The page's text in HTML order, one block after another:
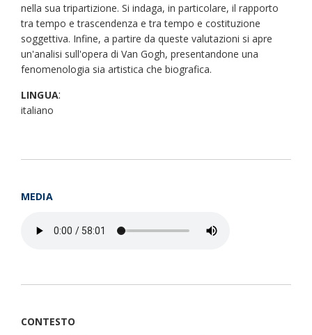
nella sua tripartizione. Si indaga, in particolare, il rapporto
tra tempo e trascendenza e tra tempo e costituzione
soggettiva. Infine, a partire da queste valutazioni si apre
un'analisi sull'opera di Van Gogh, presentandone una
fenomenologia sia artistica che biografica.
LINGUA:
italiano
MEDIA
CONTESTO